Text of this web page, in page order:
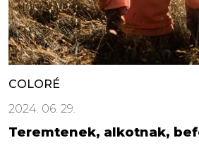
COLORÉ
2024. 06. 29.
Teremtenek, alkotnak,